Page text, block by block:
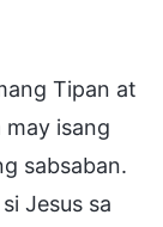
Tipan at
may isang
sabsaban.
Jesus sa